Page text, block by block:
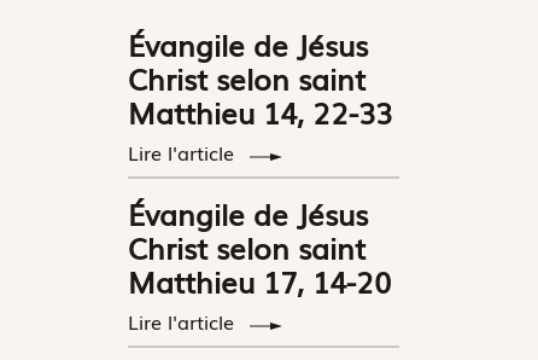
Évangile de Jésus
Christ selon saint
Matthieu 14, 22-33
Lire l'article
Évangile de Jésus
Christ selon saint
Matthieu 17, 14-20
Lire l'article